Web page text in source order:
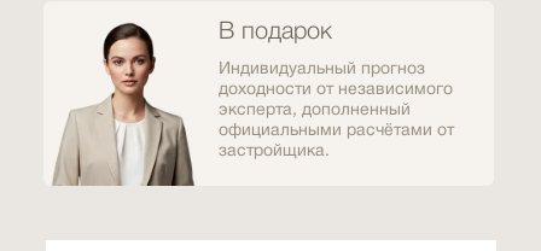
Индивидуальный прогноз
доходности от независимого
эксперта, дополненный
официальными расчётами от
застройщика.
В подарок